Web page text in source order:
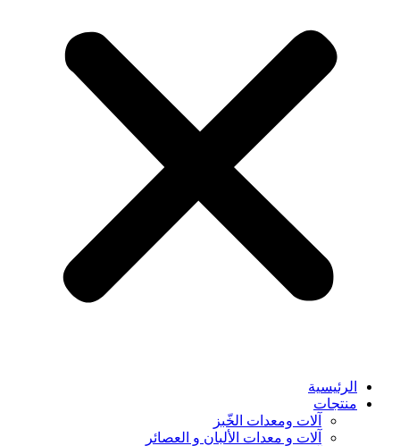
الرئيسية
منتجات
آلات ومعدات الخّبز
آلات و معدات الألبان و العصائر